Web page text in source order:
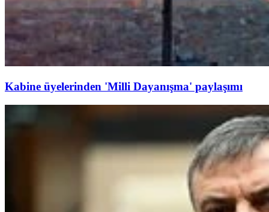
Kabine üyelerinden 'Milli Dayanışma' paylaşımı